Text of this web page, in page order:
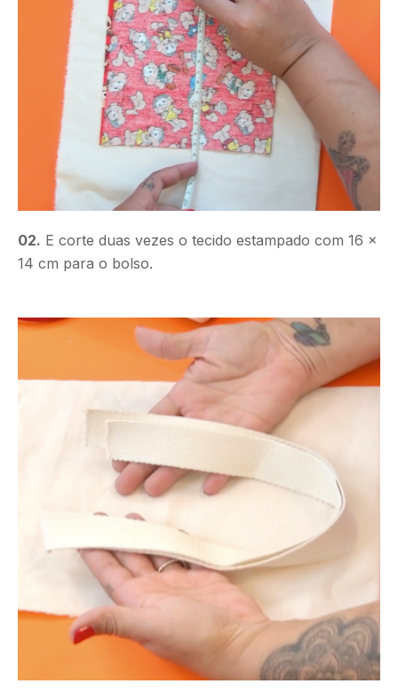
02. E corte duas vezes o tecido estampado com 16 x
14 cm para o bolso.